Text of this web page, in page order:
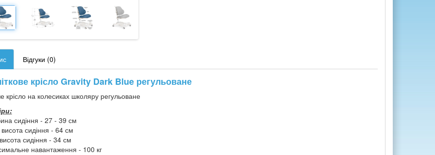
Відгуки (0)
крісло Gravity Dark Blue регульоване
крісло на колесиках школяру регульоване
сидіння - 27 - 39 см
сидіння - 64 см
сидіння - 34 см
навантаження - 100 кг